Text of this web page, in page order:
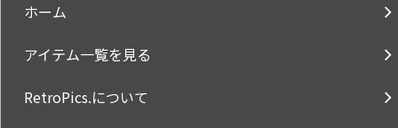
ホーム
アイテム一覧を見る
RetroPics.について